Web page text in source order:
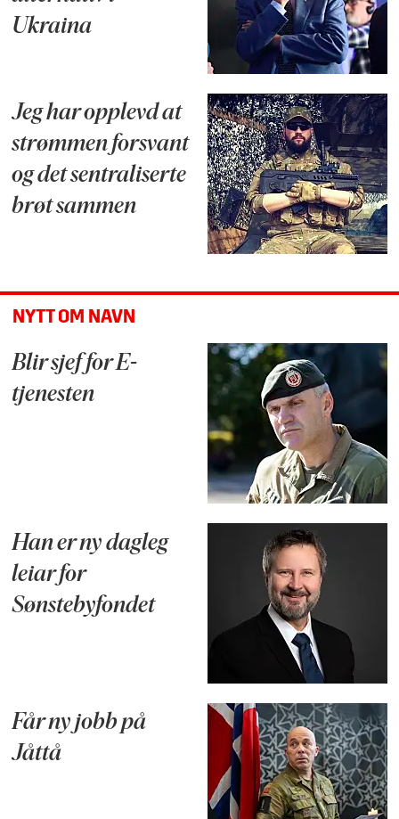
Ukraina
Jeg har opplevd at
strømmen forsvant
og det sentraliserte
brøt sammen
NYTT OM NAVN
Blir sjef for E-
tjenesten
Han er ny dagleg
leiar for
Sønstebyfondet
Får ny jobb på
Jåttå